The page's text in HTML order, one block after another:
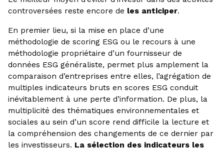
controversées reste encore de les anticiper.
En premier lieu, si la mise en place d’une
méthodologie de scoring ESG ou le recours à une
méthodologie propriétaire d’un fournisseur de
données ESG généraliste, permet plus amplement la
comparaison d’entreprises entre elles, l’agrégation de
multiples indicateurs bruts en scores ESG conduit
inévitablement à une perte d’information. De plus, la
multiplicité des thématiques environnementales et
sociales au sein d’un score rend difficile la lecture et
la compréhension des changements de ce dernier par
les investisseurs. La sélection des indicateurs les